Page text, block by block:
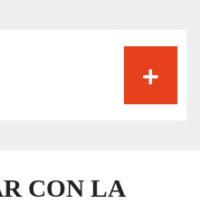
CON LA